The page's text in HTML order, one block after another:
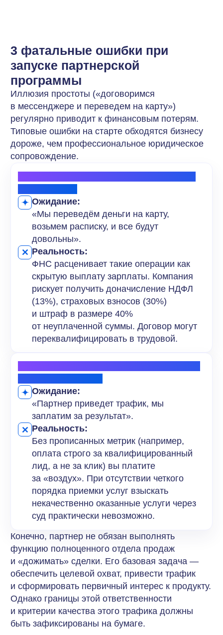
(13%), страховых взносов (30%)
и штраф в размере 40%
от неуплаченной суммы. Договор могут
переквалифицировать в трудовой.
2. Отсутствие четких критериев приемки
Ожидание:
«Партнер приведет трафик, мы
заплатим за результат».
Без прописанных метрик (например,
оплата строго за квалифицированный
за «воздух». При отсутствии четкого
порядка приемки услуг взыскать
суд практически невозможно.
Конечно, партнер не обязан выполнять
функцию полноценного отдела продаж
и «дожимать» сделки. Его базовая задача —
обеспечить целевой охват, привести трафик
и сформировать первичный интерес к продукту.
Однако границы этой ответственности
и критерии качества этого трафика должны
быть зафиксированы на бумаге.
О том, как грамотно выстраивать мотивацию
и привлекать партнёров к качественной работе,
читайте в нашей статье«Блогеры как
партнёры: как бренды превратили авторов
в канал продаж».
3. Игнорирование маркировки рекламы
Ожидание:
«Партнер сам размещает ссылку у себя,
Реальность:
Согласно методическим рекомендациям
ФАС (2023 г.), рекламодатель несет
солидарную ответственность
за отсутствие токена (erid) и данных
в ОРД (Оператор рекламных данных),
даже если размещение инициировал
партнер.
Пять шагов к безопасному
программы
Безопасный запуск состоит из
конкретных шагов. Следование ему
защищает маржинальность бизнеса.
Шаг 1.Аудит правового статуса
партнера
Прежде чем начинать сотрудничество,
определите, с кем вы имеете дело: